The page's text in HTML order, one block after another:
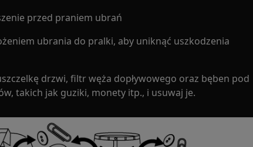
przed praniem ubrań
ubrania do pralki, aby uniknąć uszkodzenia
drzwi, filtr węża dopływowego oraz bęben pod
takich jak guziki, monety itp., i usuwaj je.